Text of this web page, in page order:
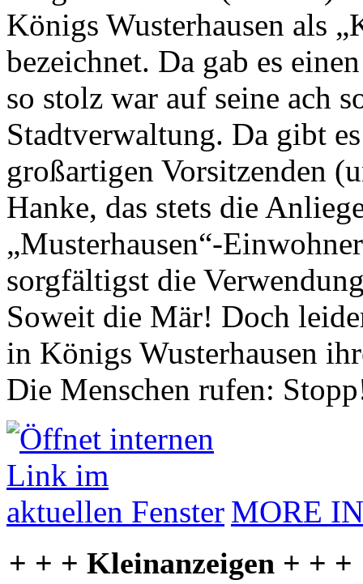
Königs Wusterhausen als
bezeichnet. Da gab es
so stolz war auf seine ach
Stadtverwaltung. Da gibt
großartigen Vorsitzenden
Hanke, das stets die
„Musterhausen“-
sorgfältigst die
Soweit die Mär! Doch
in Königs Wusterhausen
Die Menschen rufen:
MORE
+ + + Kleinanzeigen + + +